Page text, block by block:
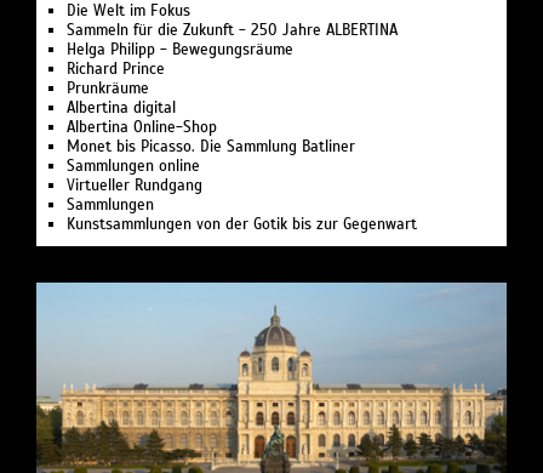
Die Welt im Fokus
Sammeln für die Zukunft - 250 Jahre ALBERTINA
Helga Philipp - Bewegungsräume
Richard Prince
Prunkräume
Albertina digital
Albertina Online-Shop
Monet bis Picasso. Die Sammlung Batliner
Sammlungen online
Virtueller Rundgang
Sammlungen
Kunstsammlungen von der Gotik bis zur Gegenwart